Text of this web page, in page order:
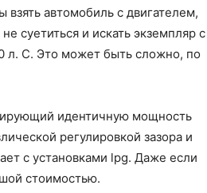
взять автомобиль с двигателем,
суетиться и искать экземпляр с
л. С. Это может быть сложно, по
идентичную мощность
регулировкой зазора и
с установками lpg. Даже если
стоимостью.